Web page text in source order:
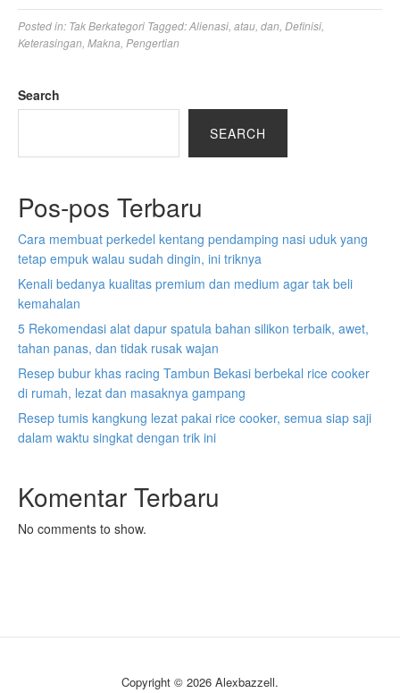
Posted in: Tak Berkategori Tagged:Alienasi atau dan Definisi
Keterasingan Makna Pengertian
Search
SEARCH
Pos-pos Terbaru
Cara membuat perkedel kentang pendamping nasi uduk yang
tetap empuk walau sudah dingin, ini triknya
Kenali bedanya kualitas premium dan medium agar tak beli
kemahalan
5 Rekomendasi alat dapur spatula bahan silikon terbaik, awet,
tahan panas, dan tidak rusak wajan
Resep bubur khas racing Tambun Bekasi berbekal rice cooker
di rumah, lezat dan masaknya gampang
Resep tumis kangkung lezat pakai rice cooker, semua siap saji
dalam waktu singkat dengan trik ini
Komentar Terbaru
No comments to show.
Copyright © 2026 Alexbazzell.